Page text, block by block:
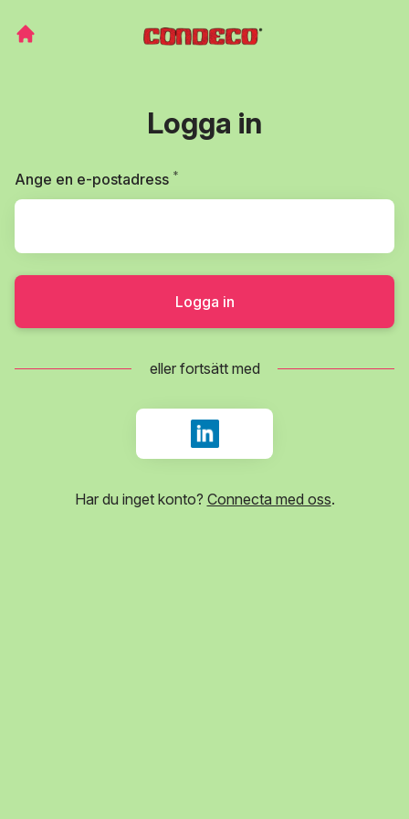
Logga in
Ange en e-postadress *
Logga in
eller fortsätt med
Logga in med LinkedIn
Har du inget konto? Connecta med oss.